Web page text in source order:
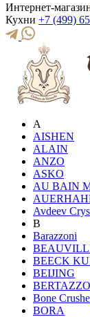
Интернет-
Кухни +7 (499)
A
AISHEN
ALAIN
ANZO
ASKO
AU BAIN
Avdeev
B
Barazzoni
BEECK
BEIJING
Bone
BORA